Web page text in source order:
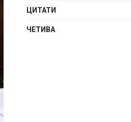
ЦИТАТИ
ЧЕТИВА